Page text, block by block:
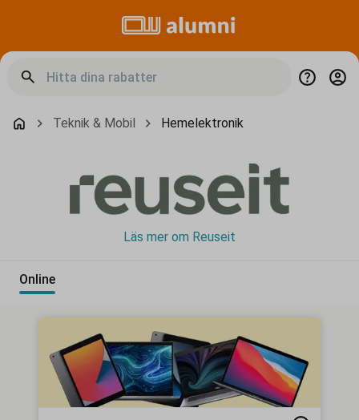
Teknik & Mobil Hemelektronik
Läs mer om Reuseit
Online